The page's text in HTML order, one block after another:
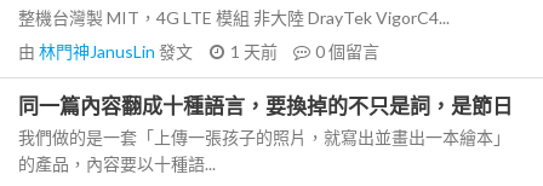
整機台灣製 MIT，4G LTE 模組 非大陸 DrayTek VigorC4...
由 林門神JanusLin 發文 1 天前 0個留言
同一篇內容翻成十種語言，要換掉的不只是詞，是節日
我們做的是一套「上傳一張孩子的照片，就寫出並畫出一本繪本」
的產品，內容要以十種語...